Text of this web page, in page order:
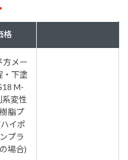
格
方メー
・下塗
M-
系変性
脂プ
イポ
プラ
場合)